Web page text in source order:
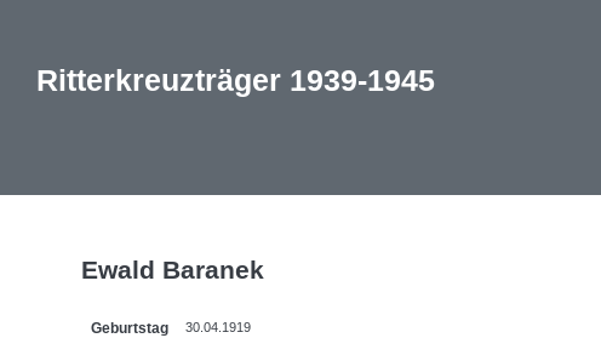
Ritterkreuzträger 1939-1945
Ewald Baranek
Geburtstag 30.04.1919